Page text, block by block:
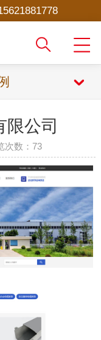
限公司
次数：73